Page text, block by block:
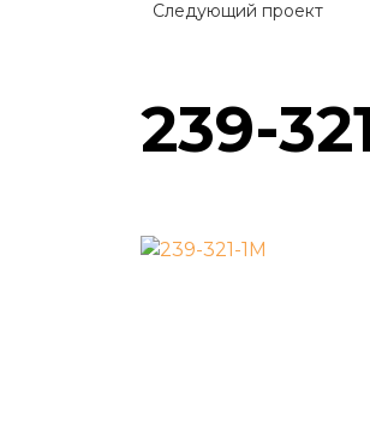
Следующий проект
239-